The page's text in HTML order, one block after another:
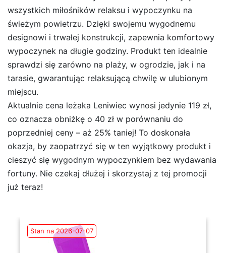
wszystkich miłośników relaksu i wypoczynku na
świeżym powietrzu. Dzięki swojemu wygodnemu
designowi i trwałej konstrukcji, zapewnia komfortowy
wypoczynek na długie godziny. Produkt ten idealnie
sprawdzi się zarówno na plaży, w ogrodzie, jak i na
tarasie, gwarantując relaksującą chwilę w ulubionym
miejscu.
Aktualnie cena leżaka Leniwiec wynosi jedynie 119 zł,
co oznacza obniżkę o 40 zł w porównaniu do
poprzedniej ceny – aż 25% taniej! To doskonała
okazja, by zaopatrzyć się w ten wyjątkowy produkt i
cieszyć się wygodnym wypoczynkiem bez wydawania
fortuny. Nie czekaj dłużej i skorzystaj z tej promocji
już teraz!
Stan na 2026-07-07